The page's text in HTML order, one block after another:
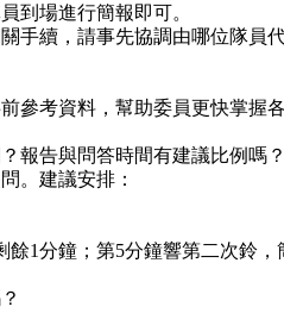
到場進行簡報即可。
手續，請事先協調由哪位隊員代
參考資料，幫助委員更快掌握
報告與問答時間有建議比例嗎？
。建議安排：
1分鐘；第5分鐘響第二次鈴，